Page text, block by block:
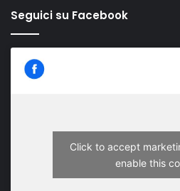
Seguici su Facebook
Click to accept
enable this